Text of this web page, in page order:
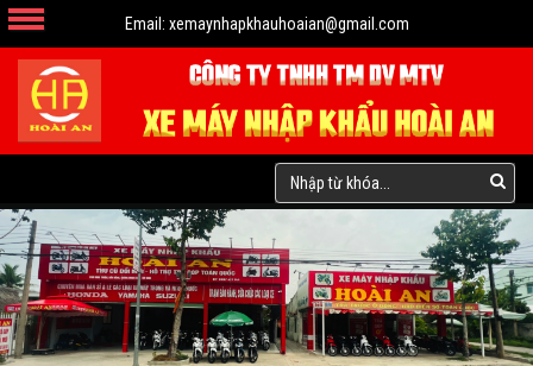
Email: xemaynhapkhauhoaian@gmail.com